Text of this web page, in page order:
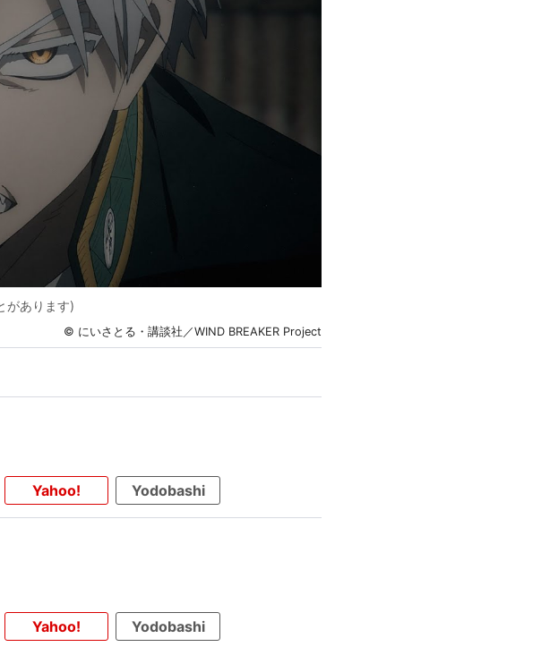
があります)
© にいさとる・講談社／WIND BREAKER Project
Yahoo! Yodobashi
Yahoo! Yodobashi